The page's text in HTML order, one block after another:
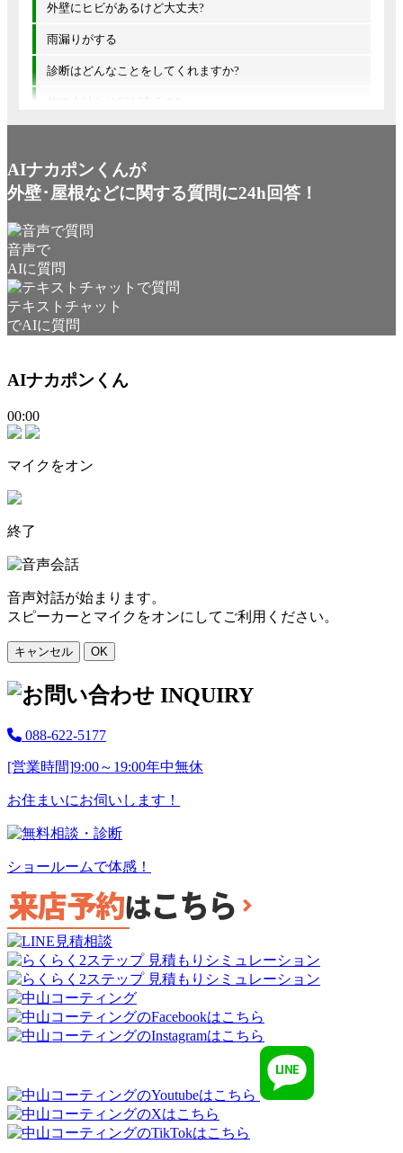
外壁にヒビがあるけど大丈夫?
雨漏りがする
診断はどんなことをしてくれますか?
他の会社とは何が違うの?
AIナカポンくんが
外壁･屋根などに関する質問に24h回答！
音声で
AIに質問
テキストチャット
でAIに質問
AIナカポンくん
00:00
マイクをオン
終了
音声対話が始まります。
スピーカーとマイクをオンにしてご利用ください。
キャンセル OK
088-622-5177
[営業時間]9:00～19:00年中無休
お住まいにお伺いします！
ショールームで体感！